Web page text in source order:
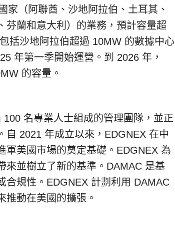
家（阿聯酋、沙地阿拉伯、土耳其、
芬蘭和意大利）的業務，預計容量超
括沙地阿拉伯超過 10MW 的數據中心
年第一季開始運營。到 2026 年，
的容量。
名專業人士組成的管理團隊，並正
自 2021 年成立以來，EDGNEX 在中
軍美國市場的奠定基礎。EDGNEX 為
來並樹立了新的基準。DAMAC 是基
合規性。EDGNEX 計劃利用 DAMAC
推動在美國的擴張。